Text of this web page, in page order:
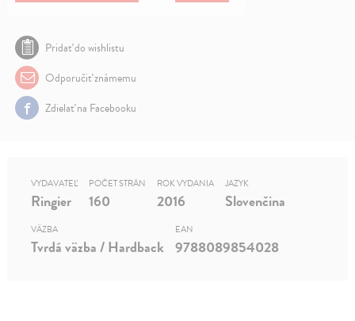
Pridať do wishlistu
Odporučiť známemu
Zdielať na Facebooku
VYDAVATEĽ
Ringier
POČET STRÁN
160
ROK VYDANIA
2016
JAZYK
Slovenčina
VÄZBA
Tvrdá väzba / Hardback
EAN
9788089854028